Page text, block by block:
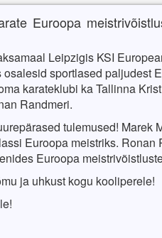
Euroopa
Leipzigis KSI
sportlased paljudest
karateklubi ka Tallinna
Randmeri.
tulemused! Marek
Euroopa meistriks. Ronan
Euroopa
ja uhkust kogu kooliperele!